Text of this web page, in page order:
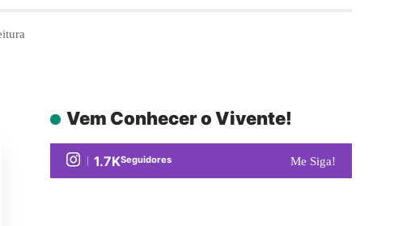
Vem Conhecer o Vivente!
1.7KSeguidores Me Siga!